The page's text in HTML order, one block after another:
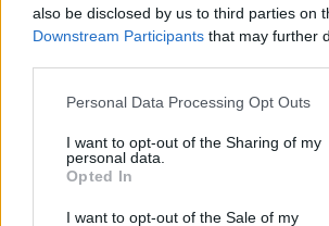
also be disclosed by us to third parties on
Downstream Participants that may further
Please note that this website/app uses one
not limited to your visit or usage behaviour.
grant or deny consent to Google and its
use your data for below specified purposes
consent section.
Personal Data Processing Opt Outs
I want to opt-out of the Sharing of my
personal data.
Opted In
I want to opt-out of the Sale of my